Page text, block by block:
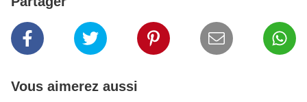
Vous aimerez aussi